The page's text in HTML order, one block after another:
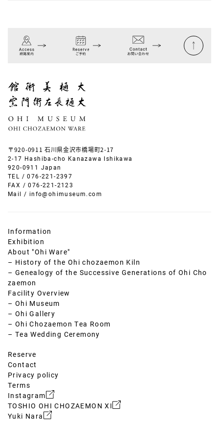
〒920-0911 石川県金沢市橋場町2-17
2-17 Hashiba-cho Kanazawa Ishikawa
920-0911 Japan
TEL /076-221-2397
FAX / 076-221-2123
Mail / info@ohimuseum.com
Information
Exhibition
About "Ohi Ware"
– History of the Ohi chozaemon Kiln
– Genealogy of the Successive Generations of Ohi Cho
zaemon
Facility Overview
– Ohi Museum
– Ohi Gallery
– Ohi Chozaemon Tea Room
– Tea Wedding Ceremony
Reserve
Contact
Privacy policy
Terms
Instagram
TOSHIO OHI CHOZAEMON XI
Yuki Nara